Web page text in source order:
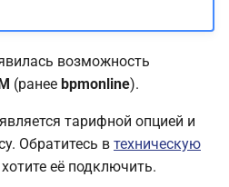
возможность
(ранее bpmonline).
тарифной опцией и
Обратитесь в техническую
хотите её подключить.